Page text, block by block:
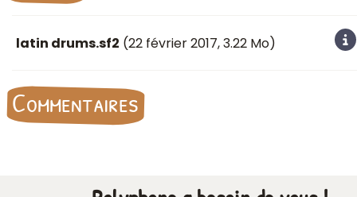
latin drums.sf2 (22 février 2017, 3.22 Mo)
Commentaires